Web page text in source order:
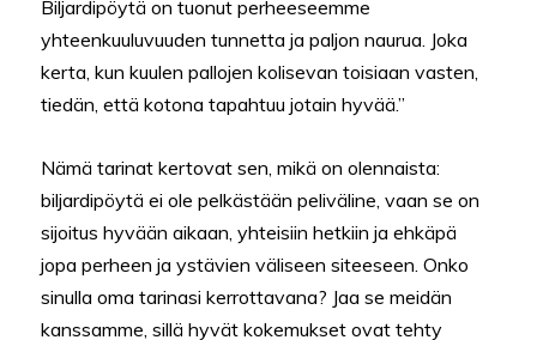
Biljardipöytä on tuonut perheeseemme
yhteenkuuluvuuden tunnetta ja paljon naurua. Joka
kerta, kun kuulen pallojen kolisevan toisiaan vasten,
tiedän, että kotona tapahtuu jotain hyvää.”
Nämä tarinat kertovat sen, mikä on olennaista:
biljardipöytä ei ole pelkästään peliväline, vaan se on
sijoitus hyvään aikaan, yhteisiin hetkiin ja ehkäpä
jopa perheen ja ystävien väliseen siteeseen. Onko
sinulla oma tarinasi kerrottavana? Jaa se meidän
kanssamme, sillä hyvät kokemukset ovat tehty